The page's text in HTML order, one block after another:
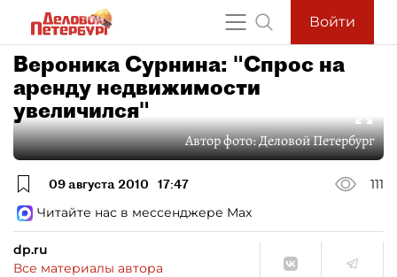
Войти
Вероника Сурнина: "Спрос на
аренду недвижимости
увеличился"
Автор фото:Деловой Петербург
09 августа 2010 17:47
111
Читайте нас в мессенджере Max
dp.ru
Все материалы автора